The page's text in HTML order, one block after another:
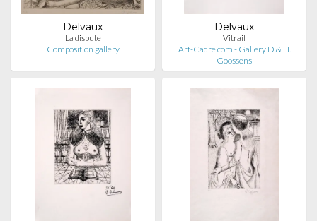
Delvaux
La dispute
Composition.gallery
Delvaux
Vitrail
Art-Cadre.com - Gallery D.& H.
Goossens